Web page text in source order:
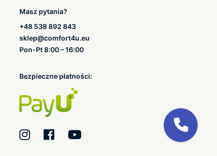
Masz pytania?
+48 538 892 843
sklep@comfort4u.eu
Pon-Pt 8:00 – 16:00
Bezpieczne płatności: